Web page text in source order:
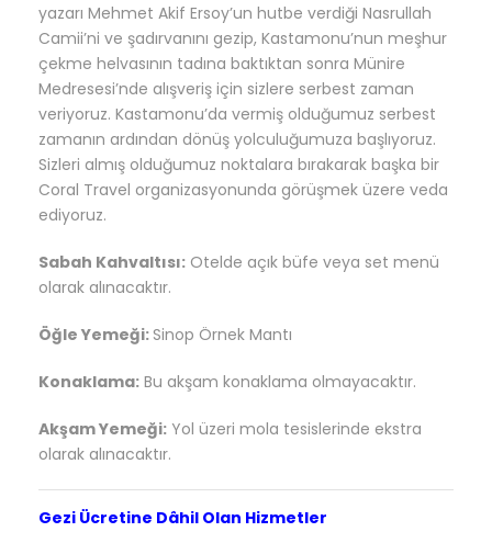
yazarı Mehmet Akif Ersoy’un hutbe verdiği Nasrullah
Camii’ni ve şadırvanını gezip, Kastamonu’nun meşhur
çekme helvasının tadına baktıktan sonra Münire
Medresesi’nde alışveriş için sizlere serbest zaman
veriyoruz. Kastamonu’da vermiş olduğumuz serbest
zamanın ardından dönüş yolculuğumuza başlıyoruz.
Sizleri almış olduğumuz noktalara bırakarak başka bir
Coral Travel organizasyonunda görüşmek üzere veda
ediyoruz.
Sabah Kahvaltısı: Otelde açık büfe veya set menü
olarak alınacaktır.
Öğle Yemeği: Sinop Örnek Mantı
Konaklama: Bu akşam konaklama olmayacaktır.
Akşam Yemeği: Yol üzeri mola tesislerinde ekstra
olarak alınacaktır.
Gezi Ücretine Dâhil Olan Hizmetler